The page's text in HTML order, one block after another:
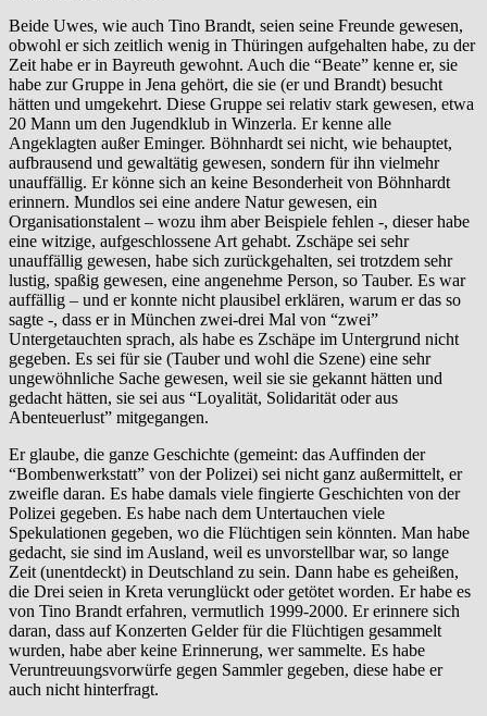
Beide Uwes, wie auch Tino Brandt, seien seine Freunde gewesen,
obwohl er sich zeitlich wenig in Thüringen aufgehalten habe, zu der
Zeit habe er in Bayreuth gewohnt. Auch die “Beate” kenne er, sie
habe zur Gruppe in Jena gehört, die sie (er und Brandt) besucht
hätten und umgekehrt. Diese Gruppe sei relativ stark gewesen, etwa
20 Mann um den Jugendklub in Winzerla. Er kenne alle
Angeklagten außer Eminger. Böhnhardt sei nicht, wie behauptet,
aufbrausend und gewaltätig gewesen, sondern für ihn vielmehr
unauffällig. Er könne sich an keine Besonderheit von Böhnhardt
erinnern. Mundlos sei eine andere Natur gewesen, ein
Organisationstalent – wozu ihm aber Beispiele fehlen -, dieser habe
eine witzige, aufgeschlossene Art gehabt. Zschäpe sei sehr
unauffällig gewesen, habe sich zurückgehalten, sei trotzdem sehr
lustig, spaßig gewesen, eine angenehme Person, so Tauber. Es war
auffällig – und er konnte nicht plausibel erklären, warum er das so
sagte -, dass er in München zwei-drei Mal von “zwei”
Untergetauchten sprach, als habe es Zschäpe im Untergrund nicht
gegeben. Es sei für sie (Tauber und wohl die Szene) eine sehr
ungewöhnliche Sache gewesen, weil sie sie gekannt hätten und
gedacht hätten, sie sei aus “Loyalität, Solidarität oder aus
Abenteuerlust” mitgegangen.
Er glaube, die ganze Geschichte (gemeint: das Auffinden der
“Bombenwerkstatt” von der Polizei) sei nicht ganz außermittelt, er
zweifle daran. Es habe damals viele fingierte Geschichten von der
Polizei gegeben. Es habe nach dem Untertauchen viele
Spekulationen gegeben, wo die Flüchtigen sein könnten. Man habe
gedacht, sie sind im Ausland, weil es unvorstellbar war, so lange
Zeit (unentdeckt) in Deutschland zu sein. Dann habe es geheißen,
die Drei seien in Kreta verunglückt oder getötet worden. Er habe es
von Tino Brandt erfahren, vermutlich 1999-2000. Er erinnere sich
daran, dass auf Konzerten Gelder für die Flüchtigen gesammelt
wurden, habe aber keine Erinnerung, wer sammelte. Es habe
Veruntreuungsvorwürfe gegen Sammler gegeben, diese habe er
auch nicht hinterfragt.